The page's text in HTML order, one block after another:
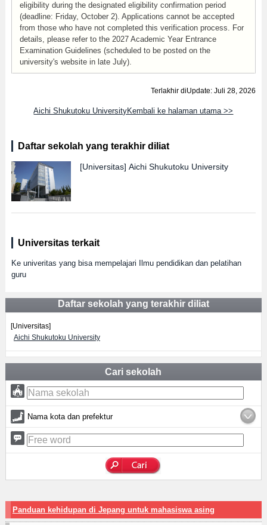
eligibility during the designated eligibility confirmation period
(deadline: Friday, October 2). Applications cannot be accepted
from those who have not completed this verification process. For
details, please refer to the 2027 Academic Year Entrance
Examination Guidelines (scheduled to be posted on the
university's website in late July).
Terlakhir diUpdate: Juli 28, 2026
Aichi Shukutoku UniversityKembali ke halaman utama >>
Daftar sekolah yang terakhir diliat
[Universitas] Aichi Shukutoku University
Universitas terkait
Ke univeritas yang bisa mempelajari Ilmu pendidikan dan pelatihan
guru
Daftar sekolah yang terakhir diliat
[Universitas]
Aichi Shukutoku University
Cari sekolah
Nama kota dan prefektur
Panduan kehidupan di Jepang untuk mahasiswa asing